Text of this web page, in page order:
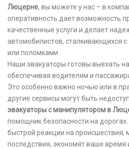
Люцерне, вы можете у нас – в
оперативность дает возможность
качественные услуги и делает
автомобилистов, сталкивающихся
или поломками.
Наши эвакуаторы готовы выехать
обеспечивая водителям и
Это особенно важно ночью или в
другие сервисы могут быть
эвакуаторы с манипулятором в
помощник безопасности на
быстрой реакции на происшествия,
последствия, экономят ваше время